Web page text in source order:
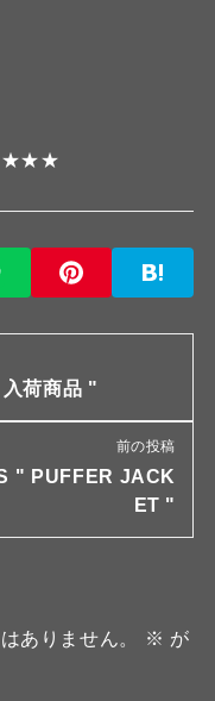
荷商品 "
前の投稿
" PUFFER JACK
ET "
ありません。 ※ が